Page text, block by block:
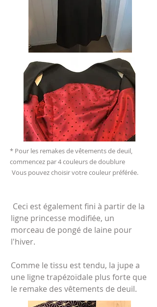
* Pour les remakes de vêtements de deuil,
commencez par 4 couleurs de doublure
Vous pouvez choisir votre couleur préférée.
Ceci est également fini à partir de la
ligne princesse modifiée, un
morceau de pongé de laine pour
l'hiver.
Comme le tissu est tendu, la jupe a
une ligne trapézoïdale plus forte que
le remake des vêtements de deuil.